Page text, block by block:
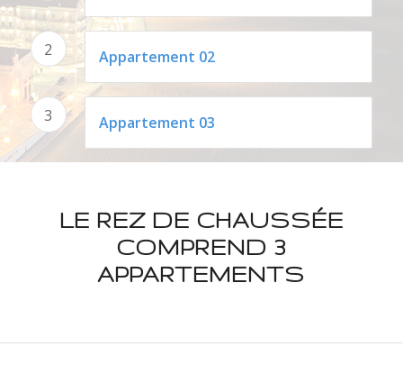
2 Appartement 02
3 Appartement 03
LE REZ DE CHAUSSÉE
COMPREND 3
APPARTEMENTS